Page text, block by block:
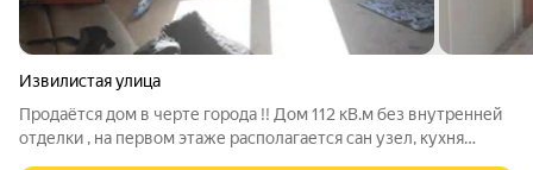
Извилистая улица
Продаётся дом в черте города !! Дом 112 кВ.м без внутренней
отделки , на первом этаже располагается сан узел, кухня